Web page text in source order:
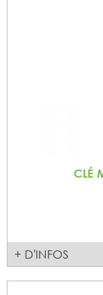
CLÉ
+ D'INFOS